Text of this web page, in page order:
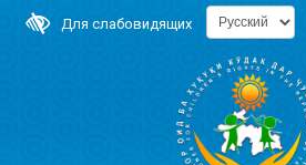
Для слабовидящих